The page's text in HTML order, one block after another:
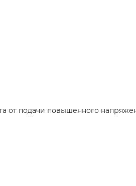
от подачи повышенного